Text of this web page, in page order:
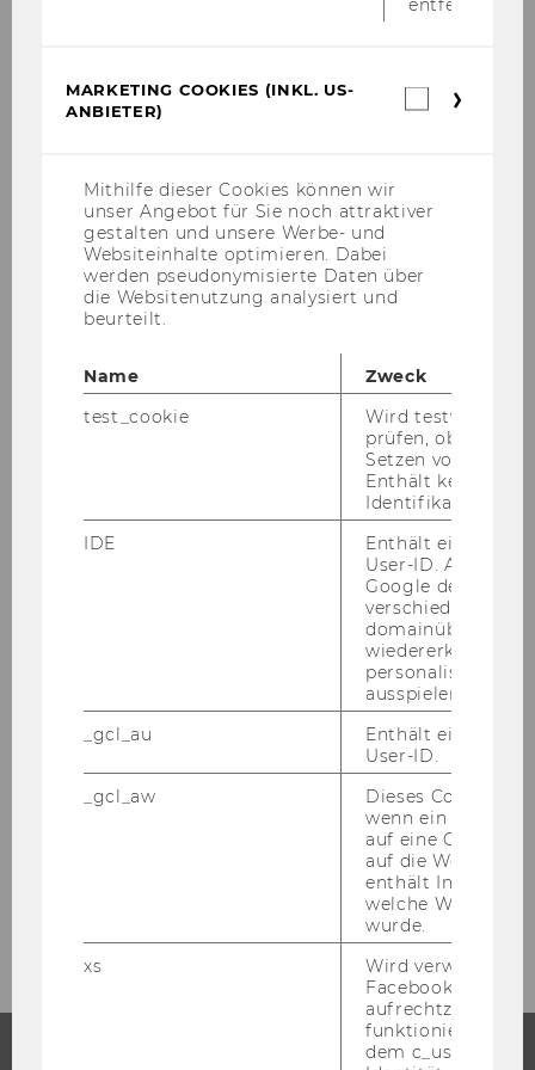
Dezember 2011
Februar 2012
März 2012
Mai 2012
Juli 2012
Mitteilungsblatt vom 4. Juli 2012, 40. Stück
Mitteilungsblatt vom 11. Juli 2012, 41. Stück
Mitteilungsblatt vom 25. Juli 2012, 43. Stück
entfernt.
MARKETING COOKIES (INKL. US-
ANBIETER)
Mithilfe dieser Cookies können wir
unser Angebot für Sie noch attraktiver
gestalten und unsere Werbe- und
Websiteinhalte optimieren. Dabei
werden pseudonymisierte Daten über
die Websitenutzung analysiert und
beurteilt.
Name
Zweck
test_cookie
Wird testweise
prüfen, ob der
Setzen von
Enthält keine
IDE
Enthält eine
User-ID. Anhand
Google den User
verschiedene
wiedererkennen
personalisierte
ausspielen.
_gcl_au
Enthält eine
User-ID.
_gcl_aw
Dieses Cookie
wenn ein User
auf eine Google
auf die Website
enthält
welche
wurde.
xs
Wird verwendet,
Facebook-Sitzung
funktioniert in
dem c_user-